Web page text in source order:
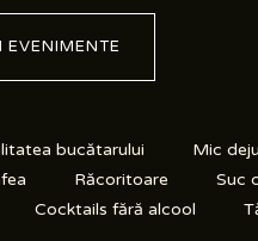
bucătarului Mic
Răcoritoare Suc
Cocktails fără alcool